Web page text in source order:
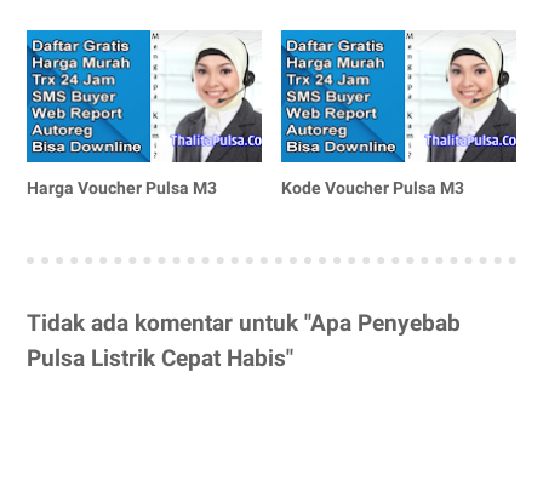
Harga Voucher Pulsa M3 Kode Voucher Pulsa M3
Tidak ada komentar untuk "Apa Penyebab
Pulsa Listrik Cepat Habis"